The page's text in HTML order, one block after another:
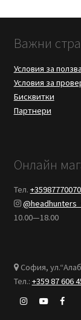
Важни
Условия за
Условия за
Бисквитки
Партнери
Онлайн
Тел.
10.00—18.00
София,
Тел.: +359 87 606